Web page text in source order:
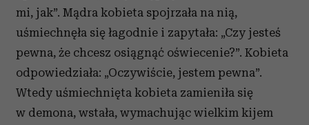
mi, jak”. Mądra kobieta spojrzała na nią,
uśmiechnęła się łagodnie i zapytała: „Czy jesteś
pewna, że chcesz osiągnąć oświecenie?”. Kobieta
odpowiedziała: „Oczywiście, jestem pewna”.
Wtedy uśmiechnięta kobieta zamieniła się
w demona, wstała, wymachując wielkim kijem